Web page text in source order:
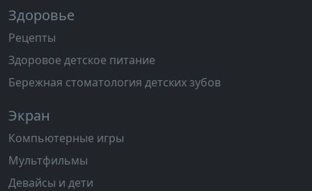
Здоровье
Рецепты
Здоровое детское питание
Бережная стоматология детских зубов
Экран
Компьютерные игры
Мультфильмы
Девайсы и дети